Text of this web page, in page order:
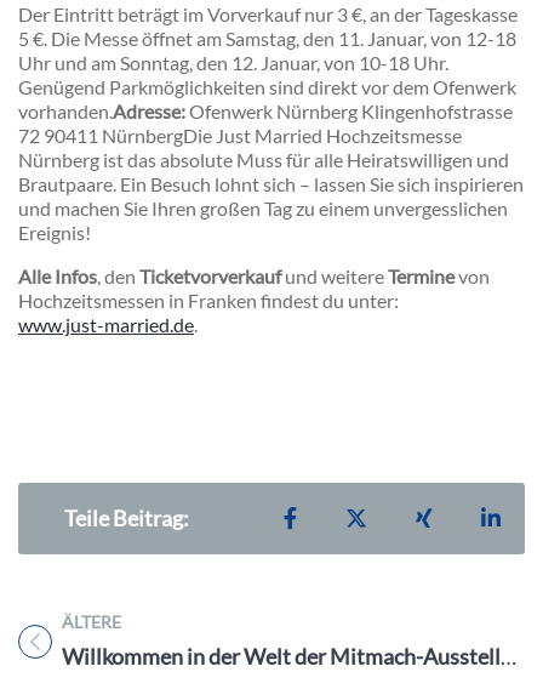
Der Eintritt beträgt im Vorverkauf nur 3 €, an der Tageskasse
5 €. Die Messe öffnet am Samstag, den 11. Januar, von 12-18
Uhr und am Sonntag, den 12. Januar, von 10-18 Uhr.
Genügend Parkmöglichkeiten sind direkt vor dem Ofenwerk
vorhanden.Adresse:Ofenwerk Nürnberg Klingenhofstrasse
72 90411 NürnbergDie Just Married Hochzeitsmesse
Nürnberg ist das absolute Muss für alle Heiratswilligen und
Brautpaare. Ein Besuch lohnt sich – lassen Sie sich inspirieren
und machen Sie Ihren großen Tag zu einem unvergesslichen
Ereignis!
Alle Infos, den Ticketvorverkaufund weitereTerminevon
Hochzeitsmessen in Franken findest du unter:
www.just-married.de.
Teile Beitrag: Teilen auf Facebook
Teilen auf XTeilen auf
ÄLTERE
Titel für Beitrag
Willkommen in der Welt der Mitmach-Ausstellungen und Mitmach-Museen!